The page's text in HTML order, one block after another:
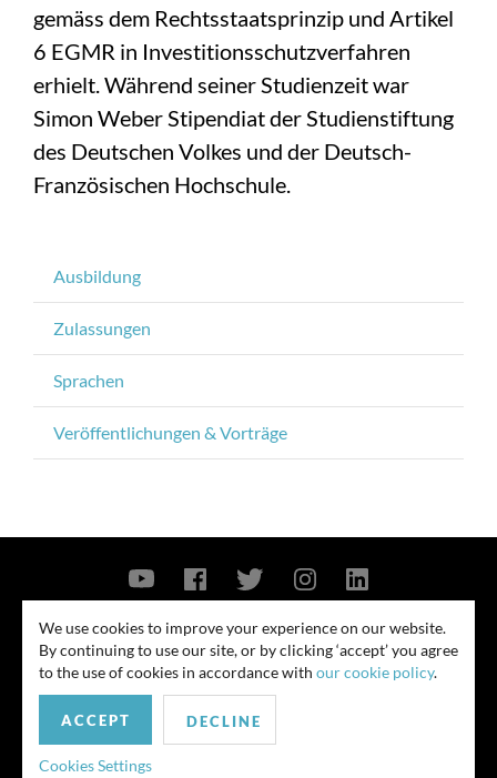
gemäss dem Rechtsstaatsprinzip und Artikel
6 EGMR in Investitionsschutzverfahren
erhielt. Während seiner Studienzeit war
Simon Weber Stipendiat der Studienstiftung
des Deutschen Volkes und der Deutsch-
Französischen Hochschule.
Ausbildung
Zulassungen
Sprachen
Veröffentlichungen & Vorträge
© 2026
Contact Us Privacy Policy Security Notice
similar outcome. Amounts listed may be aggregates.
We use cookies to improve your experience on our website.
By continuing to use our site, or by clicking ‘accept’ you agree
to the use of cookies in accordance with our cookie policy.
ACCEPT DECLINE
Cookies Settings